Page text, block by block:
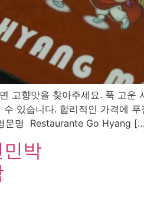
고향맛을 찾아주세요. 푹 고
있습니다. 합리적인 가격에
문명 Restaurante Go Hyang
박